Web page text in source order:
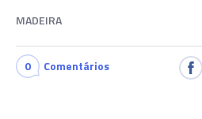
MADEIRA
0 Comentários